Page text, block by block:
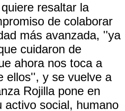
resaltar la
de colaborar
más avanzada, ''ya
cuidaron de
ahora nos toca a
ellos'', y se vuelve a
Rojilla pone en
activo social, humano